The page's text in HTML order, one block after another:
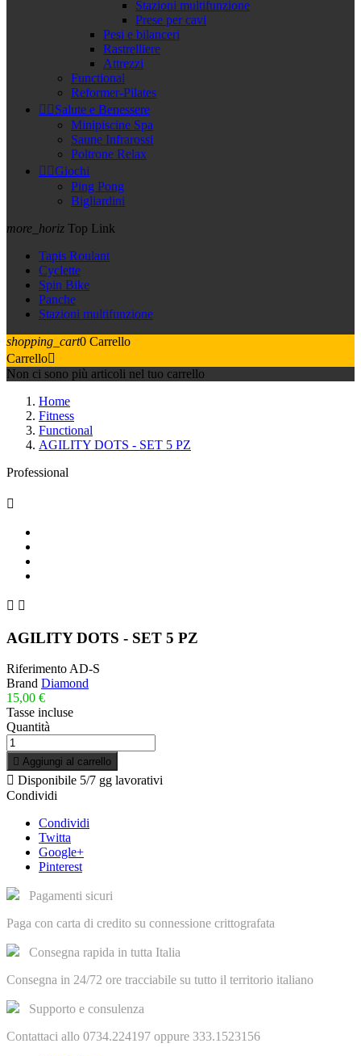
Stazioni multifunzione
Prese per cavi
Pesi e bilanceri
Rastrelliere
Attrezzi
Functional
Reformer-Pilates
 Salute e Benessere
Minipiscine Spa
Saune Infrarossi
Poltrone Relax
 Giochi
Ping Pong
Bigliardini
more_horiz Top Link
Tapis Roulant
Cyclette
Spin Bike
Panche
Stazioni multifunzione
shopping_cart0 Carrello
Carrello
Non ci sono più articoli nel tuo carrello
Home
Fitness
Functional
AGILITY DOTS - SET 5 PZ
Professional

 
AGILITY DOTS - SET 5 PZ
RiferimentoAD-S
Brand Diamond
15,00 €
Tasse incluse
Quantità
 Aggiungi al carrello
 Disponibile 5/7 gg lavorativi
Condividi
Condividi
Twitta
Google+
Pinterest
Pagamenti sicuri
Paga con carta di credito su connessione crittografata
Consegna rapida in tutta Italia
Consegna in 24/72 ore tracciabile su tutto il territorio italiano
Supporto e consulenza
Contattaci allo 0734.224197 oppure 333.1523156